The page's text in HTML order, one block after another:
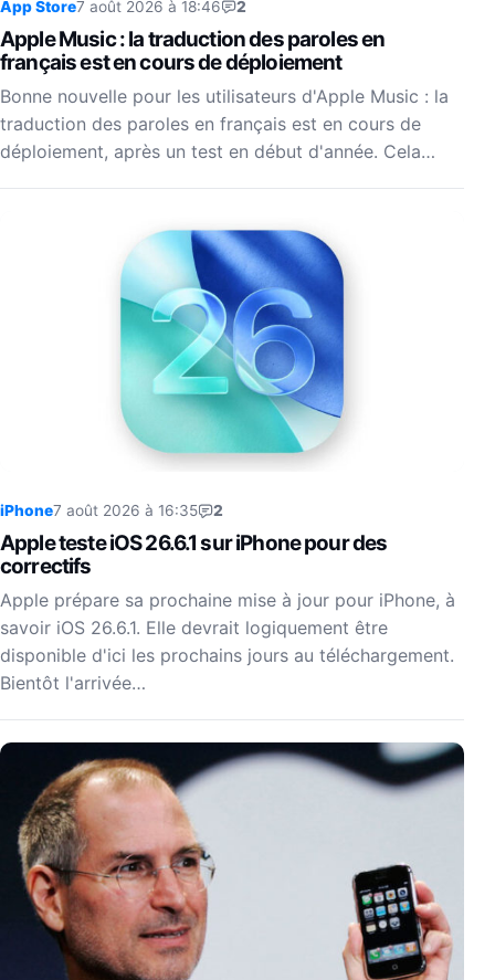
App Store7 août 2026 à 18:46 2
Apple Music : la traduction des paroles en
français est en cours de déploiement
Bonne nouvelle pour les utilisateurs d'Apple Music : la
traduction des paroles en français est en cours de
déploiement, après un test en début d'année. Cela…
iPhone7 août 2026 à 16:35 2
Apple teste iOS 26.6.1 sur iPhone pour des
correctifs
Apple prépare sa prochaine mise à jour pour iPhone, à
savoir iOS 26.6.1. Elle devrait logiquement être
disponible d'ici les prochains jours au téléchargement.
Bientôt l'arrivée…